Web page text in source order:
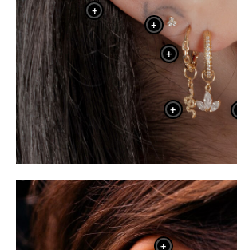
+
+
+
+
+